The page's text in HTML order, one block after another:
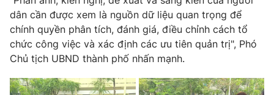
dân cần được xem là nguồn dữ liệu quan trọng để
chính quyền phân tích, đánh giá, điều chỉnh cách tổ
chức công việc và xác định các ưu tiên quản trị", Phó
Chủ tịch UBND thành phố nhấn mạnh.